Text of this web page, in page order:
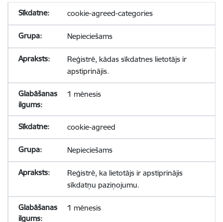
cookie-agreed-categories
Nepieciešams
Reģistrē, kādas sīkdatnes lietotājs ir
apstiprinājis.
1 mēnesis
cookie-agreed
Nepieciešams
Reģistrē, ka lietotājs ir apstiprinājis
sīkdatņu paziņojumu.
1 mēnesis